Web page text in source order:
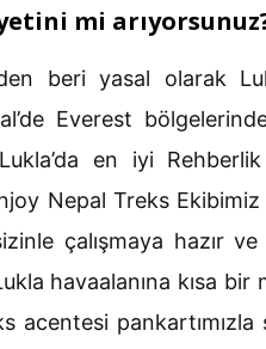
mi
beri yasal olarak
Everest
en iyi
Nepal Treks
çalışmaya hazır ve
havaalanına kısa bir
pankartımızla